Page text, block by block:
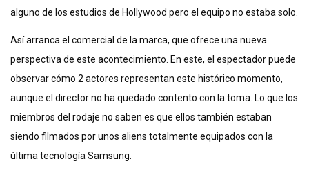
alguno de los estudios de Hollywood pero el equipo no estaba solo.
Así arranca el comercial de la marca, que ofrece una nueva
perspectiva de este acontecimiento. En este, el espectador puede
observar cómo 2 actores representan este histórico momento,
aunque el director no ha quedado contento con la toma. Lo que los
miembros del rodaje no saben es que ellos también estaban
siendo filmados por unos aliens totalmente equipados con la
última tecnología Samsung.